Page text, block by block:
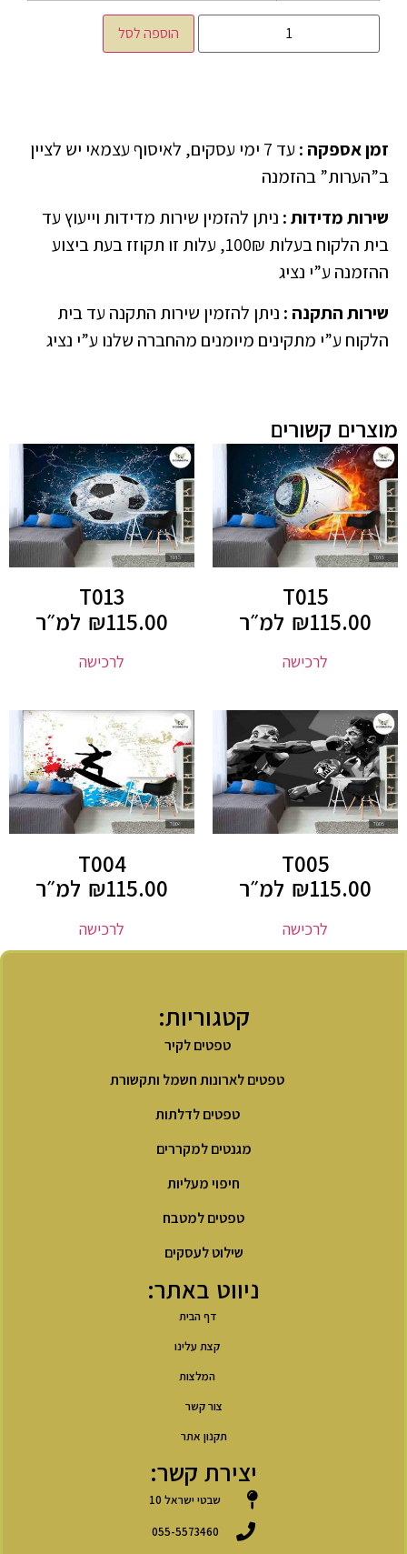
הוספה לסל
זמן אספקה :
עד 7 ימי עסקים, לאיסוף עצמאי יש לציין
ב”הערות” בהזמנה
שירות מדידות: ניתן להזמין שירות מדידות וייעוץ עד
בית הלקוח בעלות 100₪, עלות זו תקוזז בעת ביצוע
ההזמנה ע”י נציג
שירות התקנה : ניתן להזמין שירות התקנה עד בית
הלקוח ע”י מתקינים מיומנים מהחברה שלנו ע”י נציג
מוצרים קשורים
T015
₪115.00 למ״ר
לרכישה
T013
₪115.00 למ״ר
לרכישה
T005
₪115.00 למ״ר
לרכישה
T004
₪115.00 למ״ר
לרכישה
קטגוריות:
טפטים לקיר
טפטים לארונות חשמל ותקשורת
טפטים לדלתות
מגנטים למקררים
חיפוי מעליות
טפטים למטבח
שילוט לעסקים
ניווט באתר:
דף הבית
קצת עלינו
המלצות
צור קשר
תקנון אתר
יצירת קשר:
שבטי ישראל 10
055-5573460